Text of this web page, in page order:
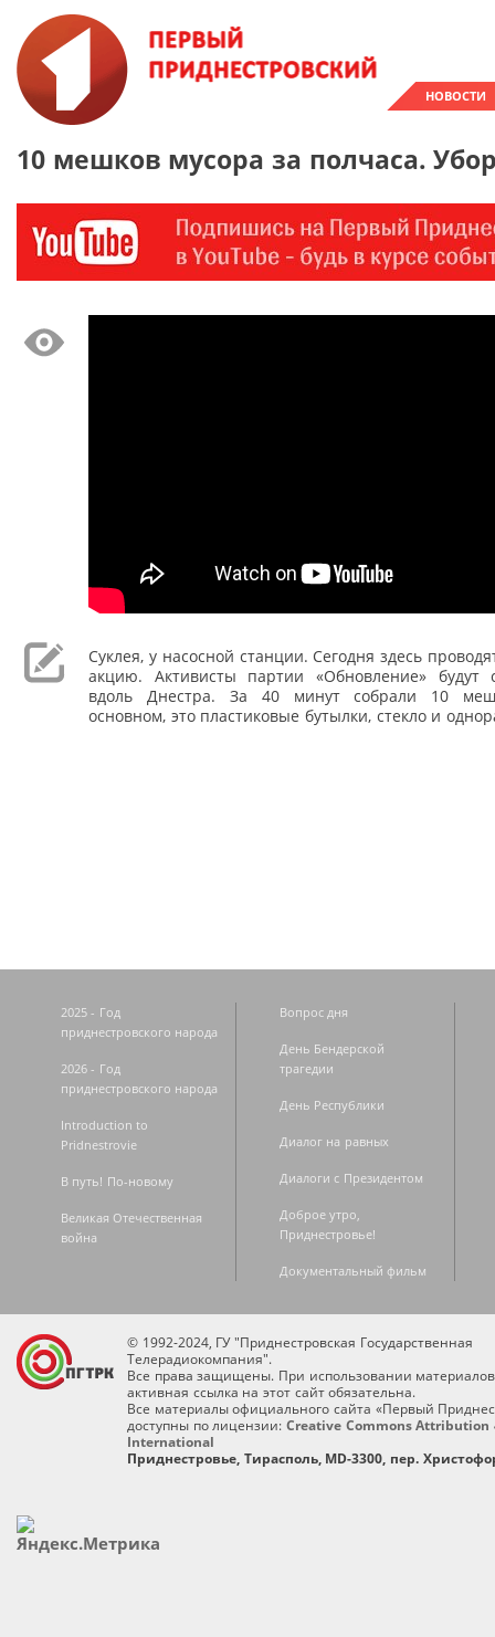
НОВОСТИ
10 мешков мусора за полчаса.
Суклея, у насосной станции. Сегодня здесь
акцию. Активисты партии «Обновление» будут
вдоль Днестра. За 40 минут собрали 10
основном, это пластиковые бутылки, стекло и
2025 - Год
приднестровского народа
2026 - Год
приднестровского народа
Introduction to
Pridnestrovie
В путь! По-новому
Великая Отечественная
война
Вопрос дня
День Бендерской
трагедии
День Республики
Диалог на равных
Диалоги с Президентом
Доброе утро,
Приднестровье!
Документальный фильм
© 1992-2024, ГУ "Приднестровская Государственная
Телерадиокомпания".
Все права защищены. При использовании
активная ссылка на этот сайт обязательна.
Все материалы официального сайта «Первый
доступны по лицензии: Creative Commons Attribution
International
Приднестровье, Тирасполь, MD-3300, пер.